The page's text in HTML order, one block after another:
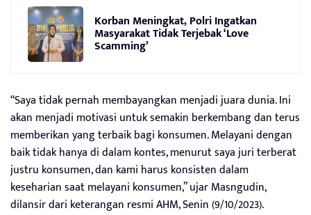
Korban Meningkat, Polri Ingatkan
Masyarakat Tidak Terjebak ‘Love
Scamming’
“Saya tidak pernah membayangkan menjadi juara dunia. Ini
akan menjadi motivasi untuk semakin berkembang dan terus
memberikan yang terbaik bagi konsumen. Melayani dengan
baik tidak hanya di dalam kontes, menurut saya juri terberat
justru konsumen, dan kami harus konsisten dalam
keseharian saat melayani konsumen,” ujar Masngudin,
dilansir dari keterangan resmi AHM, Senin (9/10/2023).